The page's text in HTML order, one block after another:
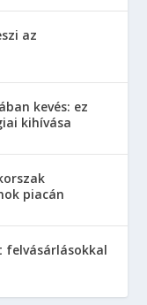
az
kevés: ez
kihívása
piacán
felvásárlásokkal